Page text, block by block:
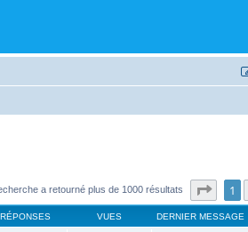
a retourné plus de 1000 résultats Page1
RÉPONSES VUES DERNIER MESSAGE